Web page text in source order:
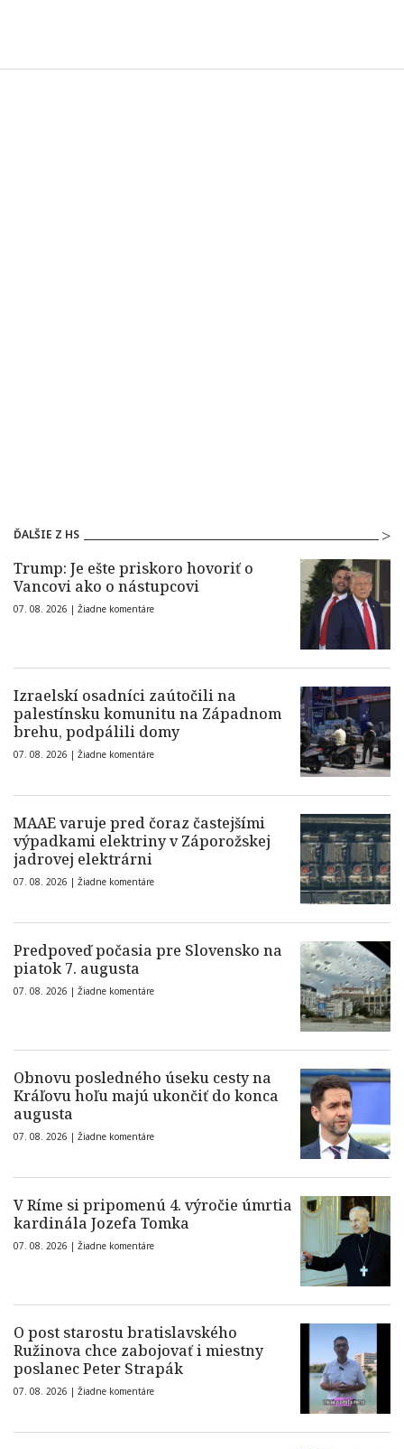
ĎALŠIE Z HS
Trump: Je ešte priskoro hovoriť o
Vancovi ako o nástupcovi
07. 08. 2026 | Žiadne komentáre
Izraelskí osadníci zaútočili na
palestínsku komunitu na Západnom
brehu, podpálili domy
07. 08. 2026 | Žiadne komentáre
MAAE varuje pred čoraz častejšími
výpadkami elektriny v Záporožskej
jadrovej elektrárni
07. 08. 2026 | Žiadne komentáre
Predpoveď počasia pre Slovensko na
piatok 7. augusta
07. 08. 2026 | Žiadne komentáre
Obnovu posledného úseku cesty na
Kráľovu hoľu majú ukončiť do konca
augusta
07. 08. 2026 | Žiadne komentáre
V Ríme si pripomenú 4. výročie úmrtia
kardinála Jozefa Tomka
07. 08. 2026 | Žiadne komentáre
O post starostu bratislavského
Ružinova chce zabojovať i miestny
poslanec Peter Strapák
07. 08. 2026 | Žiadne komentáre